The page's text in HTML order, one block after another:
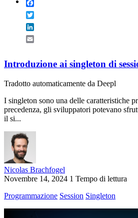
Introduzione ai singleton di
Tradotto automaticamente da Deepl
I singleton sono una delle caratteristiche
precedenza, gli sviluppatori potevano
il si...
Nicolas Brachfogel
Novembre 14, 2024 1 Tempo di lettura
Programmazione Session Singleton